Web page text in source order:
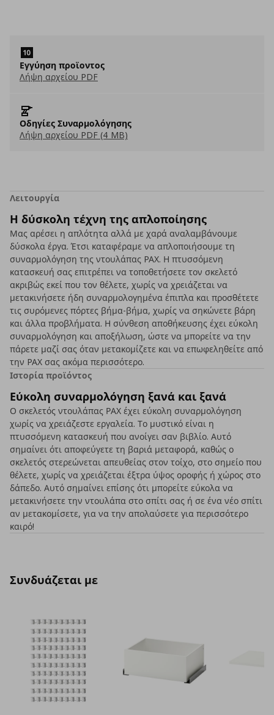
Εγγύηση προϊοντος
Λήψη αρχείου PDF
Οδηγίες Συναρμολόγησης
Λήψη αρχείου PDF (4 MB)
Λειτουργία
Η δύσκολη τέχνη της απλοποίησης
Μας αρέσει η απλότητα αλλά με χαρά αναλαμβάνουμε
δύσκολα έργα. Έτσι καταφέραμε να απλοποιήσουμε τη
συναρμολόγηση της ντουλάπας PAX. Η πτυσσόμενη
κατασκευή σας επιτρέπει να τοποθετήσετε τον σκελετό
ακριβώς εκεί που τον θέλετε, χωρίς να χρειάζεται να
μετακινήσετε ήδη συναρμολογημένα έπιπλα και προσθέτετε
τις συρόμενες πόρτες βήμα-βήμα, χωρίς να σηκώνετε βάρη
και άλλα προβλήματα. Η σύνθεση αποθήκευσης έχει εύκολη
συναρμολόγηση και αποξήλωση, ώστε να μπορείτε να την
πάρετε μαζί σας όταν μετακομίζετε και να επωφεληθείτε από
την PAX σας ακόμα περισσότερο.
Ιστορία προϊόντος
Εύκολη συναρμολόγηση ξανά και ξανά
Ο σκελετός ντουλάπας ΡΑΧ έχει εύκολη συναρμολόγηση
χωρίς να χρειάζεστε εργαλεία. Το μυστικό είναι η
πτυσσόμενη κατασκευή που ανοίγει σαν βιβλίο. Αυτό
σημαίνει ότι αποφεύγετε τη βαριά μεταφορά, καθώς ο
σκελετός στερεώνεται απευθείας στον τοίχο, στο σημείο που
θέλετε, χωρίς να χρειάζεται έξτρα ύψος οροφής ή χώρος στο
δάπεδο. Αυτό σημαίνει επίσης ότι μπορείτε εύκολα να
μετακινήσετε την ντουλάπα στο σπίτι σας ή σε ένα νέο σπίτι
αν μετακομίσετε, για να την απολαύσετε για περισσότερο
καιρό!
Συνδυάζεται με